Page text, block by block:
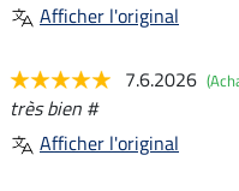
Afficher l'original
7.6.2026
très bien #
Afficher l'original